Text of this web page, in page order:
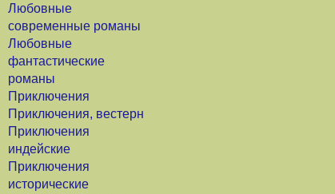
Любовные
современные романы
Любовные
фантастические
романы
Приключения
Приключения, вестерн
Приключения
индейские
Приключения
исторические